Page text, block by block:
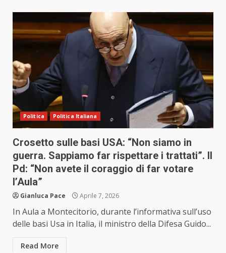
Politica Politica Italiana
Crosetto sulle basi USA: “Non siamo in
guerra. Sappiamo far rispettare i trattati”. Il
Pd: “Non avete il coraggio di far votare
l’Aula”
Gianluca Pace Aprile 7, 2026
In Aula a Montecitorio, durante l’informativa sull’uso
delle basi Usa in Italia, il ministro della Difesa Guido...
Read More